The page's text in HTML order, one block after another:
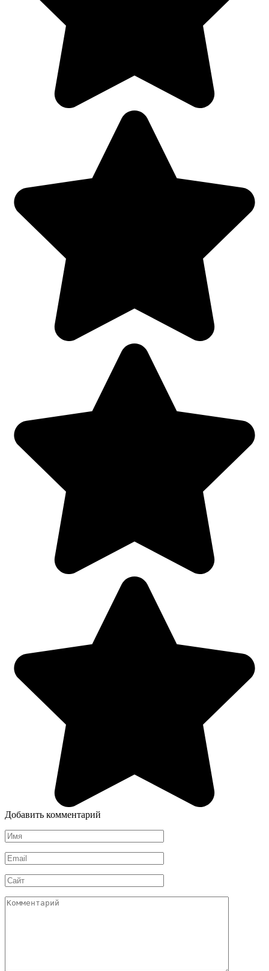
Добавить комментарий
Имя
*
Email
*
Сайт
Комментарий